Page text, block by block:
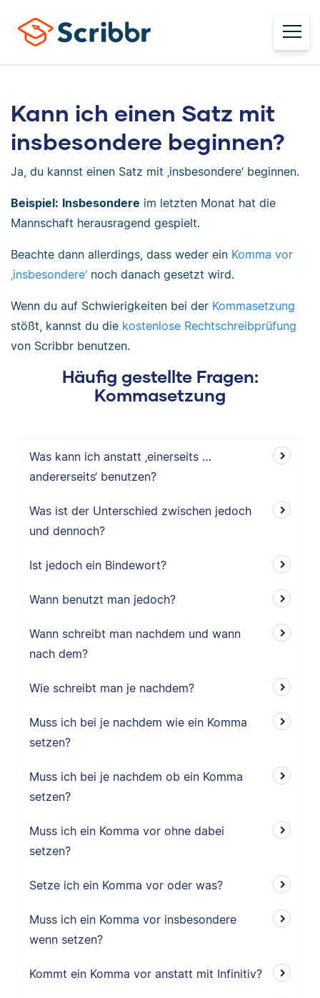
Kann ich einen Satz mit
insbesondere beginnen?
Ja, du kannst einen Satz mit ‚insbesondere‘ beginnen.
Beispiel: Insbesondere im letzten Monat hat die
Mannschaft herausragend gespielt.
Beachte dann allerdings, dass weder ein Komma vor
‚insbesondere‘ noch danach gesetzt wird.
Wenn du auf Schwierigkeiten bei der Kommasetzung
stößt, kannst du die kostenlose Rechtschreibprüfung
von Scribbr benutzen.
Häufig gestellte Fragen:
Kommasetzung
Was kann ich anstatt ‚einerseits …
andererseits‘ benutzen?
Was ist der Unterschied zwischen jedoch
und dennoch?
Ist jedoch ein Bindewort?
Wann benutzt man jedoch?
Wann schreibt man nachdem und wann
nach dem?
Wie schreibt man je nachdem?
Muss ich bei je nachdem wie ein Komma
setzen?
Muss ich bei je nachdem ob ein Komma
setzen?
Muss ich ein Komma vor ohne dabei
setzen?
Setze ich ein Komma vor oder was?
Muss ich ein Komma vor insbesondere
wenn setzen?
Kommt ein Komma vor anstatt mit Infinitiv?